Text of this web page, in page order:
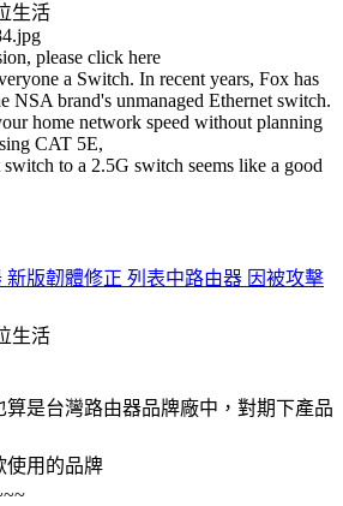
生活
please click here
a Switch. In recent years, Fox has
NSA brand's unmanaged Ethernet switch.
home network speed without planning
CAT 5E,
to a 2.5G switch seems like a good
新版韌體修正 列表中路由器 因被攻擊
生活
算是台灣路由器品牌廠中，對期下產品
使用的品牌